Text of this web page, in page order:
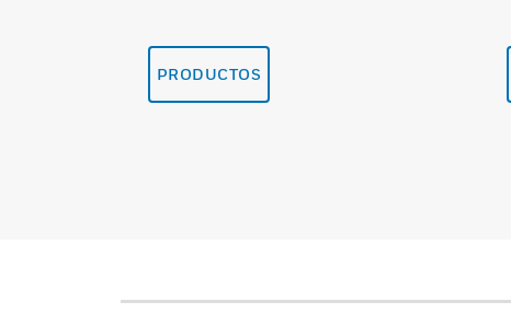
PRODUCTOS